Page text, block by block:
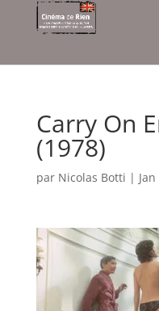
Carry On
(1978)
par Nicolas Botti |